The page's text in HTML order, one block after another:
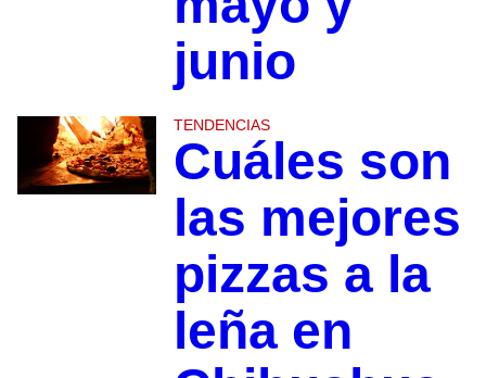
junio
TENDENCIAS
Cuáles son
las mejores
pizzas a la
leña en